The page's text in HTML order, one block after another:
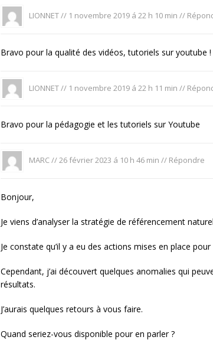
LIONNET // 1 novembre 2019 á 22 h 10 min //
Bravo pour la qualité des vidéos, tutoriels sur youtube !
LIONNET // 1 novembre 2019 á 22 h 11 min //
Bravo pour la pédagogie et les tutoriels sur Youtube
MARC //26 février 2023 á 10 h 46 min // Répondre
Bonjour,
Je viens d’analyser la stratégie de référencement
Je constate qu’il y a eu des actions mises en place
Cependant, j’ai découvert quelques anomalies qui
résultats.
J’aurais quelques retours à vous faire.
Quand seriez-vous disponible pour en parler ?